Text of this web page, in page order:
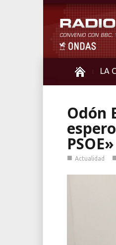
LA
Odón
PSOE»
■ Actualidad